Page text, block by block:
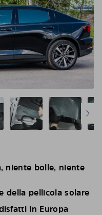
niente bolle, niente
della pellicola solare
in Europa